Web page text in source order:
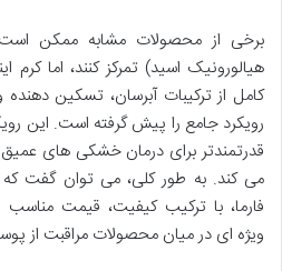
برخی از محصولات مشابه ممکن
هیالورونیک اسید) تمرکز کنند، اما کرم
کامل از ترکیبات آبرسان، تسکین
رویکرد جامع را پیش گرفته است. این
قدرتمندتر برای درمان خشکی های
می کند. به طور کلی، می توان گفت که
فارما، با ترکیب کیفیت، قیمت مناسب
ویژه ای در میان محصولات مراقبت از